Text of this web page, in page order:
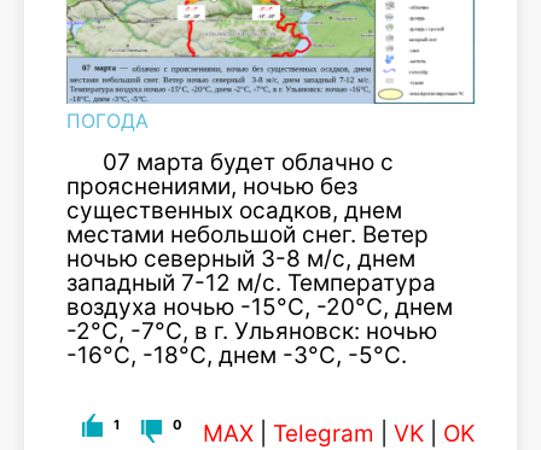
ПОГОДА
07 марта будет облачно с
прояснениями, ночью без
существенных осадков, днем
местами небольшой снег. Ветер
ночью северный 3-8 м/с, днем
западный 7-12 м/с. Температура
воздуха ночью -15°С, -20°С, днем
-2°С, -7°С, в г. Ульяновск: ночью
-16°С, -18°С, днем -3°С, -5°С.
1 0 MAX Telegram VK OK